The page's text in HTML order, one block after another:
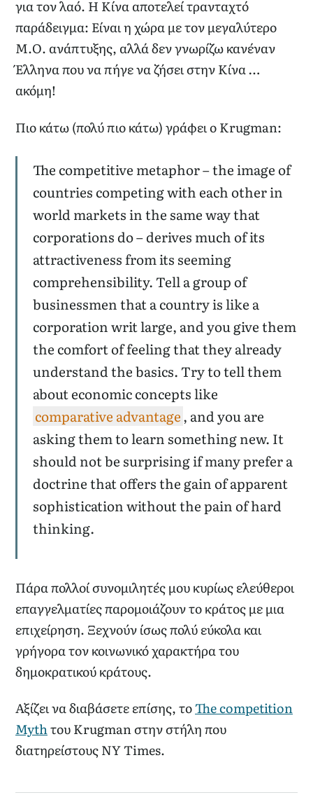
για τον λαό. Η Κίνα αποτελεί τρανταχτό
παράδειγμα: Είναι η χώρα με τον μεγαλύτερο
Μ.Ο. ανάπτυξης, αλλά δεν γνωρίζω κανέναν
Έλληνα που να πήγε να ζήσει στην Κίνα …
ακόμη!
Πιο κάτω (πολύ πιο κάτω) γράφει ο Krugman:
The competitive metaphor – the image of
countries competing with each other in
world markets in the same way that
corporations do – derives much of its
attractiveness from its seeming
comprehensibility. Tell a group of
businessmen that a country is like a
corporation writ large, and you give them
the comfort of feeling that they already
understand the basics. Try to tell them
about economic concepts like
comparative advantage, and you are
asking them to learn something new. It
should not be surprising if many prefer a
doctrine that offers the gain of apparent
sophistication without the pain of hard
thinking.
Πάρα πολλοί συνομιλητές μου κυρίως ελεύθεροι
επαγγελματίες παρομοιάζουν το κράτος με μια
επιχείρηση. Ξεχνούν ίσως πολύ εύκολα και
γρήγορα τον κοινωνικό χαρακτήρα του
δημοκρατικού κράτους.
Αξίζει να διαβάσετε επίσης, τοThe competition
Mythτου Krugman στην στήλη που
διατηρείστους ΝΥ Times.